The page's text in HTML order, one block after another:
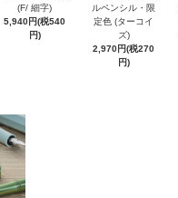
(F/ 細字)
5,940円(税540
円)
ルペンシル・限
定色 (ターコイ
ズ)
2,970円(税270
円)